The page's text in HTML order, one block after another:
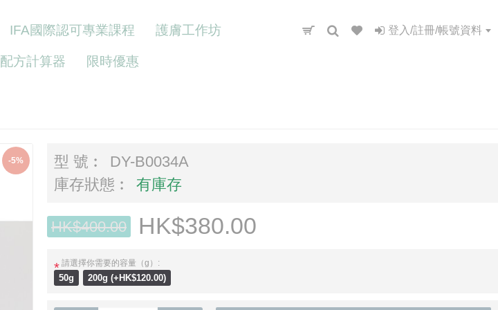
登入/註冊/帳號資料
IFA國際認可專業課程 護膚工作坊
配方計算器 限時優惠
-5% 型 號︰
DY-B0034A
庫存狀態︰
有庫存
HK$400.00 HK$380.00
* 請選擇你需要的容量（g）:
50g 200g (+HK$120.00)